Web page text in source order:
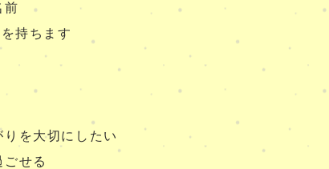
前
持ちます
を大切にしたい
せる